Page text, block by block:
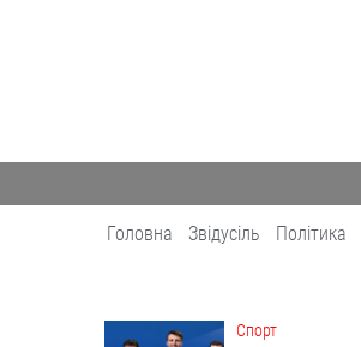
Головна Звідусіль Політика
Cпорт